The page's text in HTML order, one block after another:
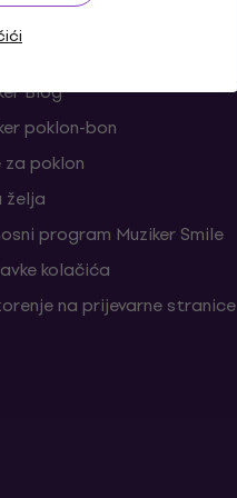
Blog
poklon-bon
za poklon
želja
program Muziker Smile
kolačića
na prijevarne stranice